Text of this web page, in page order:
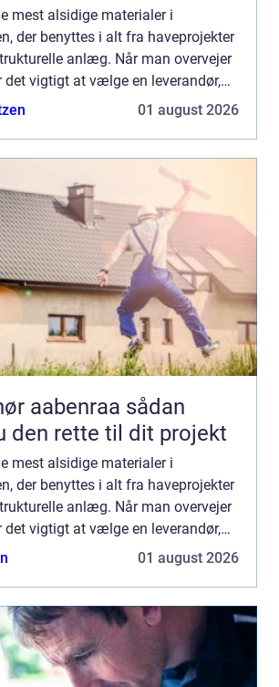
mest alsidige materialer i
der benyttes i alt fra haveprojekter
anlæg. Når man overvejer
det vigtigt at vælge en leverandør,
01 august 2026
sådan
den rette til dit projekt
mest alsidige materialer i
der benyttes i alt fra haveprojekter
anlæg. Når man overvejer
det vigtigt at vælge en leverandør,
01 august 2026